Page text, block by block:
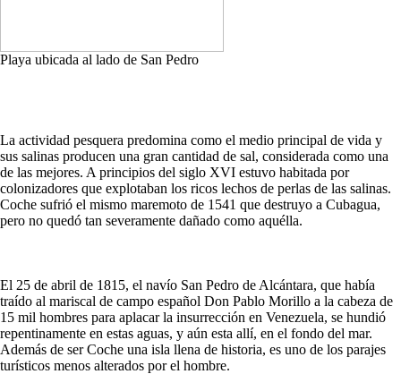
Playa ubicada al lado de San Pedro
La actividad pesquera predomina como el medio principal de vida y
sus salinas producen una gran cantidad de sal, considerada como una
de las mejores. A principios del siglo XVI estuvo habitada por
colonizadores que explotaban los ricos lechos de perlas de las salinas.
Coche sufrió el mismo maremoto de 1541 que destruyo a Cubagua,
pero no quedó tan severamente dañado como aquélla.
El 25 de abril de 1815, el navío San Pedro de Alcántara, que había
traído al mariscal de campo español Don Pablo Morillo a la cabeza de
15 mil hombres para aplacar la insurrección en Venezuela, se hundió
repentinamente en estas aguas, y aún esta allí, en el fondo del mar.
Además de ser Coche una isla llena de historia, es uno de los parajes
turísticos menos alterados por el hombre.